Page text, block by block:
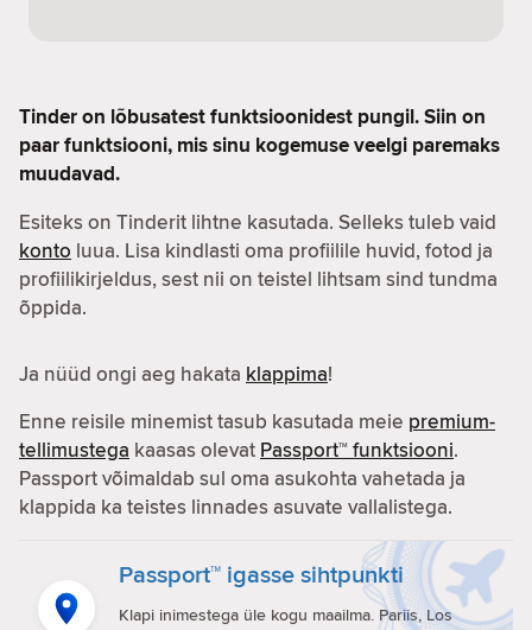
Tinder on lõbusatest funktsioonidest pungil. Siin on
paar funktsiooni, mis sinu kogemuse veelgi paremaks
muudavad.
Esiteks on Tinderit lihtne kasutada. Selleks tuleb vaid
konto luua. Lisa kindlasti oma profiilile huvid, fotod ja
profiilikirjeldus, sest nii on teistel lihtsam sind tundma
õppida.
Ja nüüd ongi aeg hakata klappima!
Enne reisile minemist tasub kasutada meie premium-
tellimustega kaasas olevat Passport™ funktsiooni.
Passport võimaldab sul oma asukohta vahetada ja
klappida ka teistes linnades asuvate vallalistega.
Passport™ igasse sihtpunkti
Klapi inimestega üle kogu maailma. Pariis, Los